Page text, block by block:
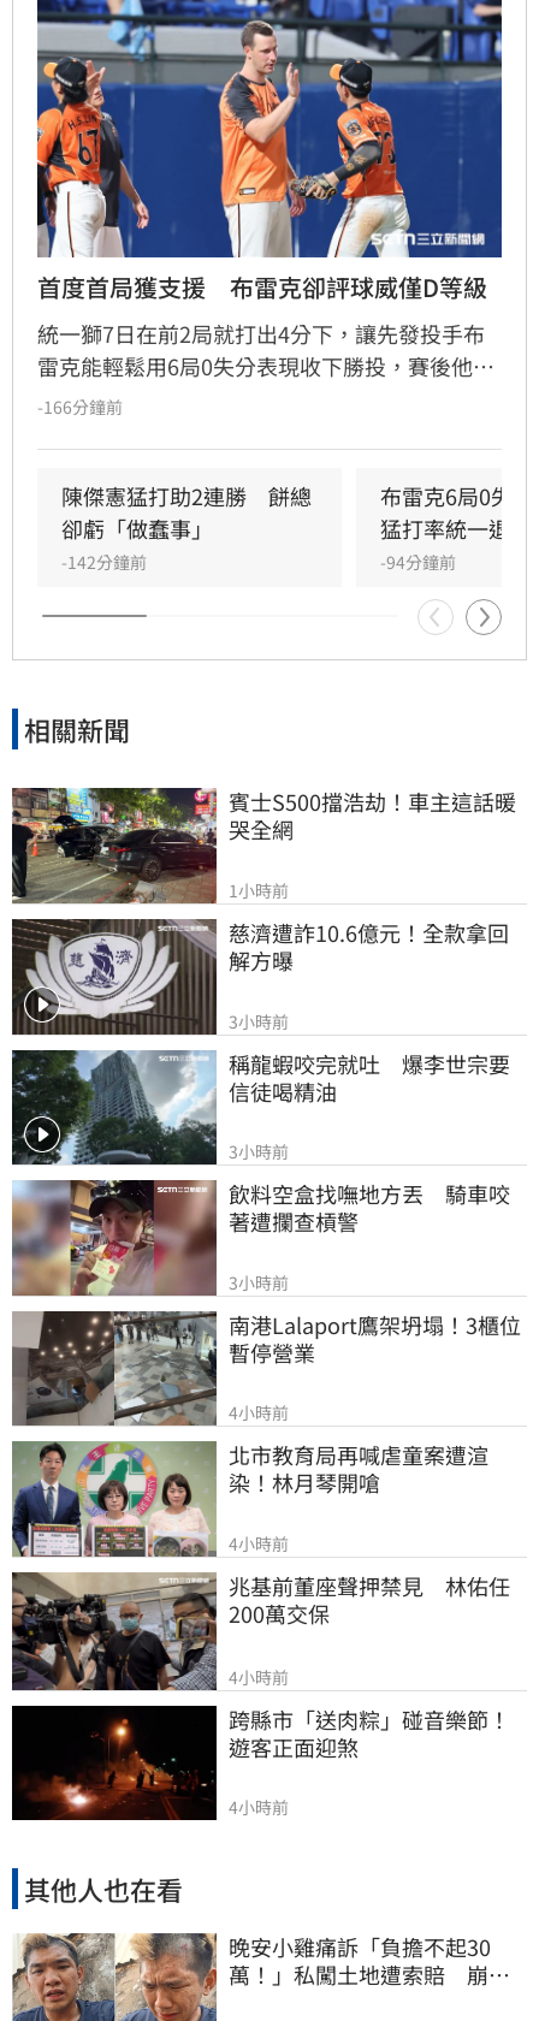
首度首局獲支援　布雷克卻評球威僅D等級
統一獅7日在前2局就打出4分下，讓先發投手布
雷克能輕鬆用6局0失分表現收下勝投，賽後他也
表示今晚投球特別輕鬆，但反而檢討自己的投球
-166分鐘前
陳傑憲猛打助2連勝　餅總
卻虧「做蠢事」
-142分鐘前
布雷克6局0失
猛打率統一退富
-94分鐘前
相關新聞
賓士S500擋浩劫！車主這話暖
哭全網
1小時前
慈濟遭詐10.6億元！全款拿回
解方曝
3小時前
稱龍蝦咬完就吐　爆李世宗要
信徒喝精油
3小時前
飲料空盒找嘸地方丟　騎車咬
著遭攔查槓警
3小時前
南港Lalaport鷹架坍塌！3櫃位
暫停營業
4小時前
北市教育局再喊虐童案遭渲
染！林月琴開嗆
4小時前
兆基前董座聲押禁見　林佑任
200萬交保
4小時前
跨縣市「送肉粽」碰音樂節！
遊客正面迎煞
4小時前
其他人也在看
晚安小雞痛訴「負擔不起30
萬！」私闖土地遭索賠 崩